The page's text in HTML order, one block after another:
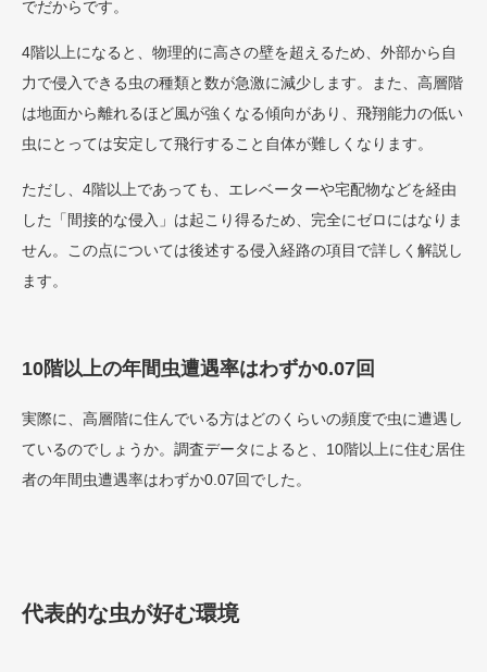
でだからです。
4階以上になると、物理的に高さの壁を超えるため、外部から自
力で侵入できる虫の種類と数が急激に減少します。また、高層階
は地面から離れるほど風が強くなる傾向があり、飛翔能力の低い
虫にとっては安定して飛行すること自体が難しくなります。
ただし、4階以上であっても、エレベーターや宅配物などを経由
した「間接的な侵入」は起こり得るため、完全にゼロにはなりま
せん。この点については後述する侵入経路の項目で詳しく解説し
ます。
10階以上の年間虫遭遇率はわずか0.07回
実際に、高層階に住んでいる方はどのくらいの頻度で虫に遭遇し
ているのでしょうか。調査データによると、10階以上に住む居住
者の年間虫遭遇率はわずか0.07回でした。
代表的な虫が好む環境